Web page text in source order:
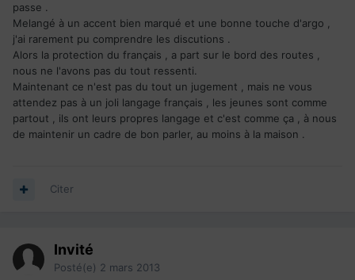
passe .
Melangé à un accent bien marqué et une bonne touche d'argo ,
j'ai rarement pu comprendre les discutions .
Alors la protection du français , a part sur le bord des routes ,
nous ne l'avons pas du tout ressenti.
Maintenant ce n'est pas du tout un jugement , mais ne vous
attendez pas à un joli langage français , les jeunes sont comme
partout , ils ont leurs propres langage et c'est comme ça , à nous
de maintenir un cadre de bon parler, au moins à la maison .
Citer
Invité
Posté(e) 2 mars 2013